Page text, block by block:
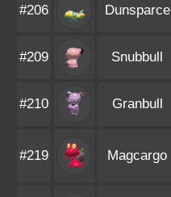
#206 Dunsparce
#209 Snubbull
#210 Granbull
#219 Magcargo